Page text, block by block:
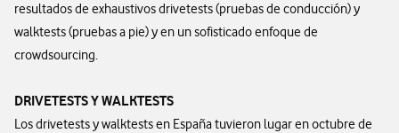
resultados de exhaustivos drivetests (pruebas de conducción) y
walktests (pruebas a pie) y en un sofisticado enfoque de
crowdsourcing.
DRIVETESTS Y WALKTESTS
Los drivetests y walktests en España tuvieron lugar en octubre de